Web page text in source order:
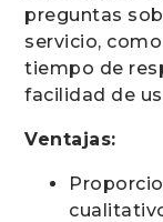
preguntas
servicio,
tiempo de
facilidad de
Ventajas: